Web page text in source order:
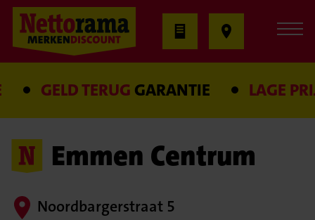
GELD TERUGGARANTIE LAGE PRIJS
Emmen Centrum
Noordbargerstraat 5